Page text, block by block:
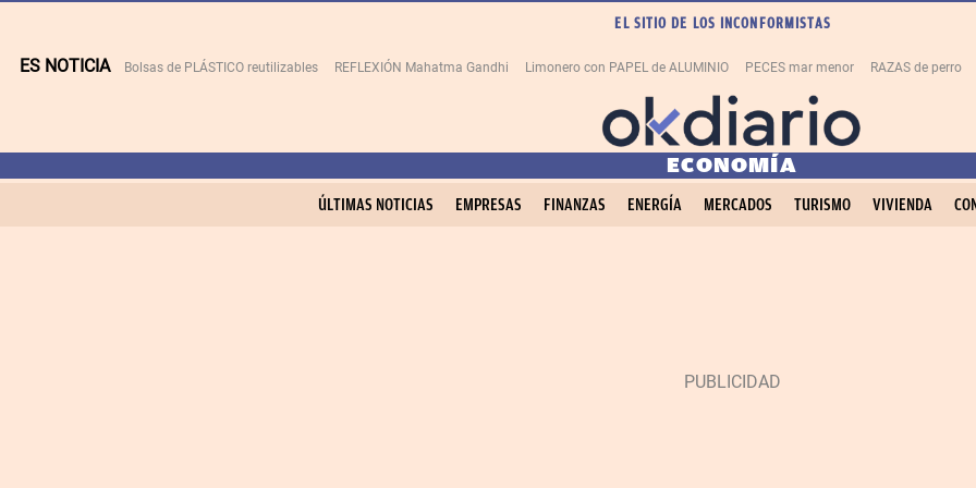
EL SITIO DE LOS INCONFORMISTAS
ES NOTICIA Bolsas de PLÁSTICO reutilizables REFLEXIÓN Mahatma Gandhi Limonero con PAPEL de ALUMINIO PECES mar menor RAZAS de perro
ECONOMÍA
ÚLTIMAS NOTICIAS EMPRESAS FINANZAS ENERGÍA MERCADOS TURISMO VIVIENDA